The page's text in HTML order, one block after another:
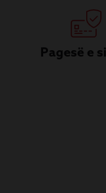
Pagesë e